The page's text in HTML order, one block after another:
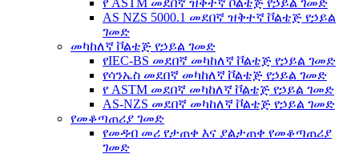
የ ASTM መደበኛ ዝቅተኛ ቮልቴጅ የኃይል ገመድ
AS NZS 5000.1 መደበኛ ዝቅተኛ ቮልቴጅ የኃይል
ገመድ
መካከለኛ ቮልቴጅ የኃይል ገመድ
የIEC-BS መደበኛ መካከለኛ ቮልቴጅ የኃይል ገመድ
የሳንኤስ መደበኛ መካከለኛ ቮልቴጅ የኃይል ገመድ
የ ASTM መደበኛ መካከለኛ ቮልቴጅ የኃይል ገመድ
AS-NZS መደበኛ መካከለኛ ቮልቴጅ የኃይል ገመድ
የመቆጣጠሪያ ገመድ
የመዳብ መሪ የታጠቀ እና ያልታጠቀ የመቆጣጠሪያ
ገመድ